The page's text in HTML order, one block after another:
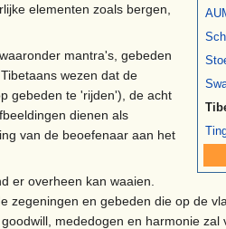
elementen zoals bergen,
mantra's, gebeden
wezen dat de
gebeden te 'rijden'), de acht
dienen als
van de beoefenaar aan het
er overheen kan waaien.
zegeningen en gebeden die op de
mededogen en harmonie zal